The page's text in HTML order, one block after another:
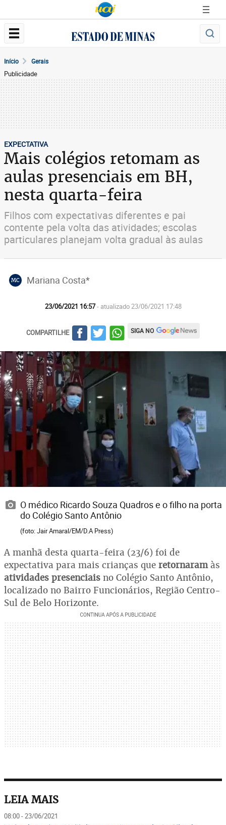
Início Gerais
Publicidade
EXPECTATIVA
Mais colégios retomam as
aulas presenciais em BH,
nesta quarta-feira
Filhos com expectativas diferentes e pai
contente pela volta das atividades; escolas
particulares planejam volta gradual às aulas
MC Mariana Costa*
23/06/2021 16:57- atualizado 23/06/2021 17:48
COMPARTILHE SIGA NO
O médico Ricardo Souza Quadros e o filho na porta
do Colégio Santo Antônio
(foto: Jair Amaral/EM/D.A Press)
A manhã desta quarta-feira (23/6) foi de
expectativa para mais crianças que retornaramàs
atividades presenciais no Colégio Santo Antônio,
localizado no Bairro Funcionários, Região Centro-
Sul de Belo Horizonte.
LEIA MAIS
08:00 - 23/06/2021